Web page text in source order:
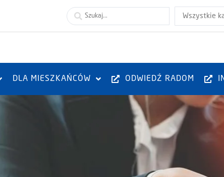
Wszystkie
DLA MIESZKAŃCÓW ODWIEDŹ RADOM